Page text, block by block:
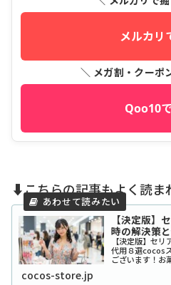
メルカリ
＼ メガ割・クーポ
Qoo10
⬇️こちらの記事もよく読ま
【決定版】
時の解決策
【決定版】セ
代用８選cocos
ございます！お
リアでチョコ
ませんか？実
cocos-store.jp